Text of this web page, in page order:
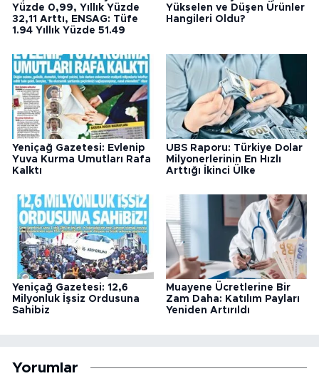
Yüzde 0,99, Yıllık Yüzde
32,11 Arttı, ENSAG: Tüfe
1.94 Yıllık Yüzde 51.49
Yükselen ve Düşen Ürünler
Hangileri Oldu?
Yeniçağ Gazetesi: Evlenip
Yuva Kurma Umutları Rafa
Kalktı
UBS Raporu: Türkiye Dolar
Milyonerlerinin En Hızlı
Arttığı İkinci Ülke
Yeniçağ Gazetesi: 12,6
Milyonluk İşsiz Ordusuna
Sahibiz
Muayene Ücretlerine Bir
Zam Daha: Katılım Payları
Yeniden Artırıldı
Yorumlar